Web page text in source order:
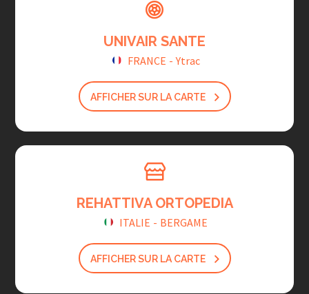
UNIVAIR SANTE
FRANCE - Ytrac
AFFICHER SUR LA CARTE
REHATTIVA ORTOPEDIA
ITALIE - BERGAME
AFFICHER SUR LA CARTE